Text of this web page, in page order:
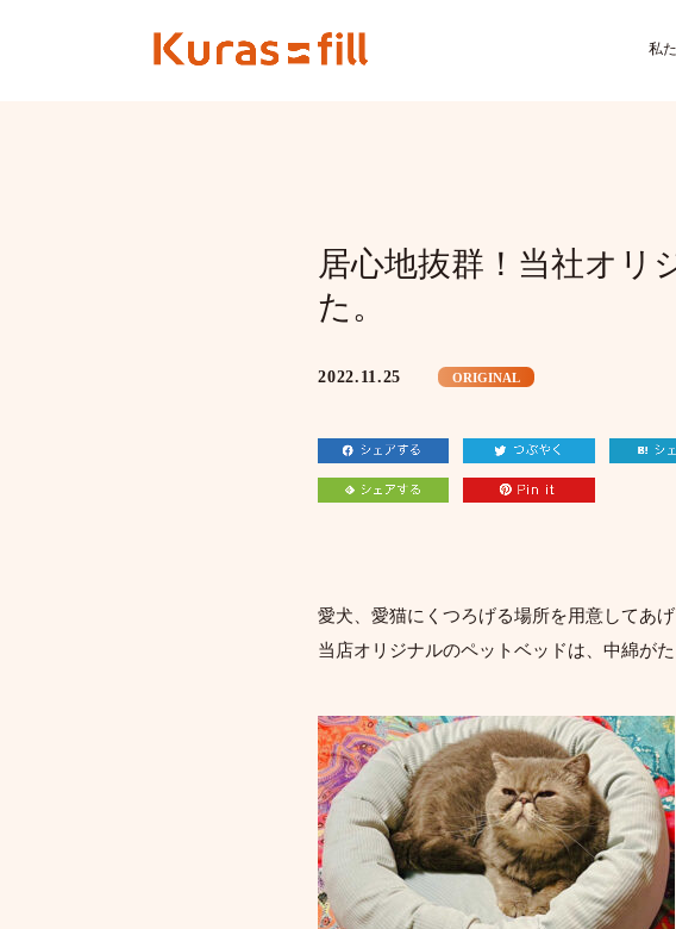
私
居心地抜群！当社オリ
た。
2022.11.25 ORIGINAL
愛犬、愛猫にくつろげる場所を用意してあげ
当店オリジナルのペットベッドは、中綿が